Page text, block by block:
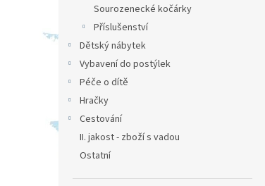
l
Sourozenecké kočárky
Příslušenství
Dětský nábytek
Vybavení do postýlek
Péče o dítě
Hračky
Cestování
II. jakost - zboží s vadou
Ostatní